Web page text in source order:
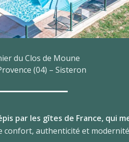
du Clos de Moune
(04) – Sisteron
par les gîtes de France, qui
confort, authenticité et